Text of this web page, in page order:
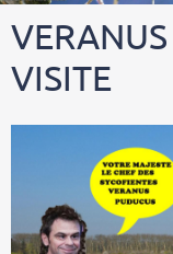
VISITE